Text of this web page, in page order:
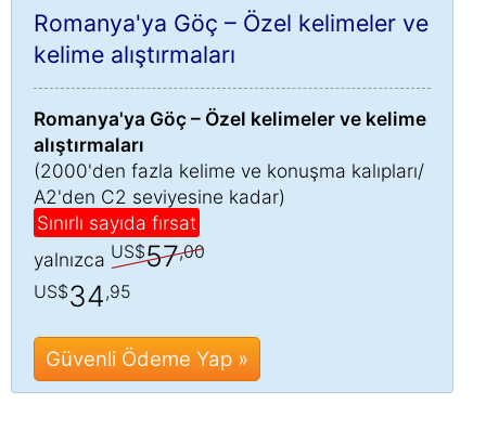
Romanya'ya Göç – Özel kelimeler ve
kelime alıştırmaları
Romanya'ya Göç – Özel kelimeler ve kelime
alıştırmaları
(2000'den fazla kelime ve konuşma kalıpları/
A2'den C2 seviyesine kadar)
Sınırlı sayıda fırsat
yalnızca US$57,00
US$34 ,95
Güvenli Ödeme Yap »